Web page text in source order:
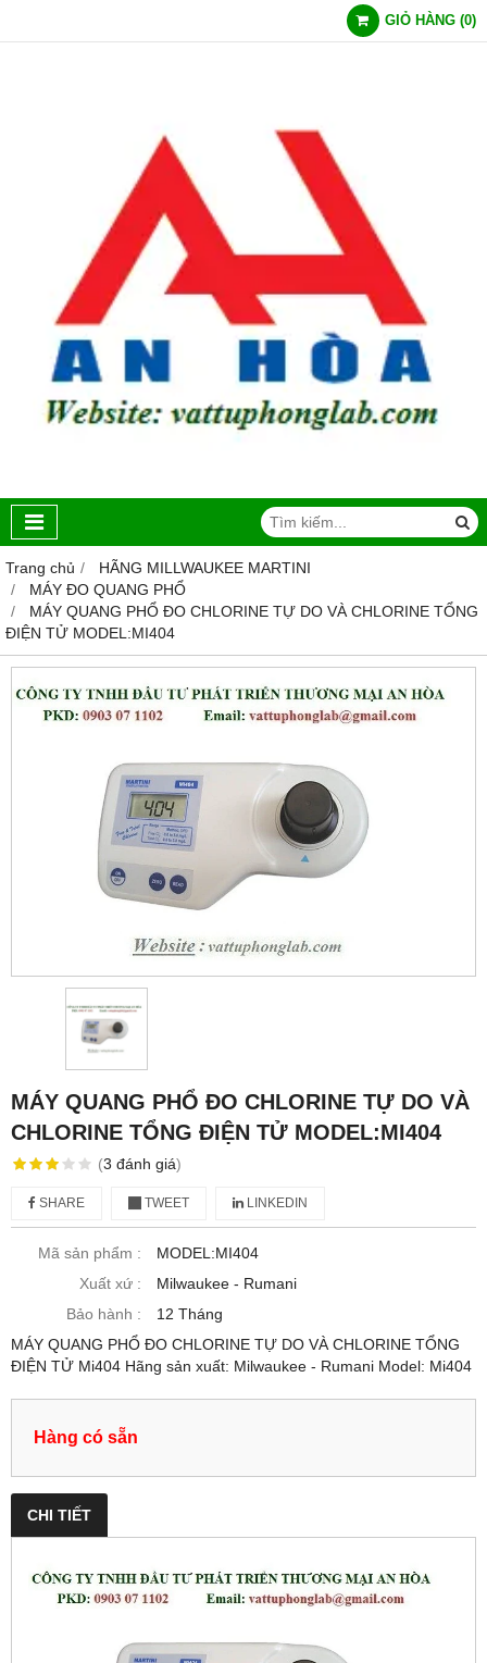
GIỎ HÀNG (0)
Trang chủ
HÃNG MILLWAUKEE MARTINI
MÁY ĐO QUANG PHỔ
MÁY QUANG PHỔ ĐO CHLORINE TỰ DO VÀ CHLORINE TỔNG
ĐIỆN TỬ MODEL:MI404
MÁY QUANG PHỔ ĐO CHLORINE TỰ DO VÀ
CHLORINE TỔNG ĐIỆN TỬ MODEL:MI404
(3 đánh giá)
SHARE TWEET LINKEDIN
Mã sản phẩm :
MODEL:MI404
Xuất xứ :
Milwaukee - Rumani
Bảo hành :
12 Tháng
MÁY QUANG PHỔ ĐO CHLORINE TỰ DO VÀ CHLORINE TỔNG
ĐIỆN TỬ Mi404 Hãng sản xuất: Milwaukee - Rumani Model: Mi404
Hàng có sẵn
CHI TIẾT